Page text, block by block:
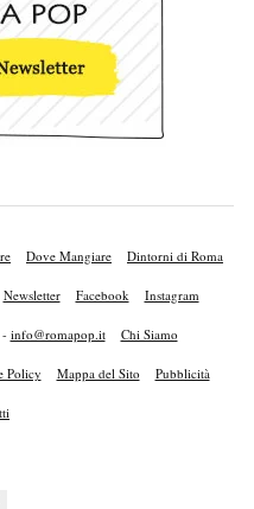
Dove Mangiare Dintorni di Roma
Newsletter Facebook Instagram
info@romapop.it Chi Siamo
Policy Mappa del Sito Pubblicità